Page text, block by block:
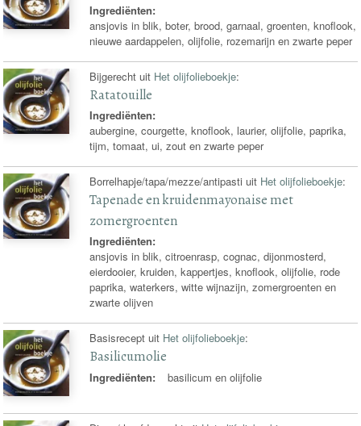
Ingrediënten:
ansjovis in blik, boter, brood, garnaal, groenten, knoflook,
nieuwe aardappelen, olijfolie, rozemarijn en zwarte peper
Bijgerecht uit Het olijfolieboekje:
Ratatouille
Ingrediënten:
aubergine, courgette, knoflook, laurier, olijfolie, paprika,
tijm, tomaat, ui, zout en zwarte peper
Borrelhapje/tapa/mezze/antipasti uit Het olijfolieboekje:
Tapenade en kruidenmayonaise met
zomergroenten
Ingrediënten:
ansjovis in blik, citroenrasp, cognac, dijonmosterd,
eierdooier, kruiden, kappertjes, knoflook, olijfolie, rode
paprika, waterkers, witte wijnazijn, zomergroenten en
zwarte olijven
Basisrecept uit Het olijfolieboekje:
Basilicumolie
Ingrediënten: basilicum en olijfolie